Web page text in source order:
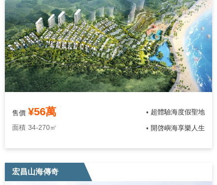
售價 ¥56萬
面積 34-270㎡
• 超體驗海度假聖地
• 開啓嶼海享樂人生
宏昌山海傳奇